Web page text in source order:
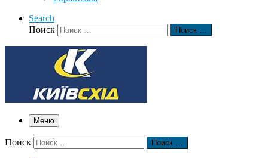
Search
Поиск
Поиск …
Меню
Поиск Поиск …